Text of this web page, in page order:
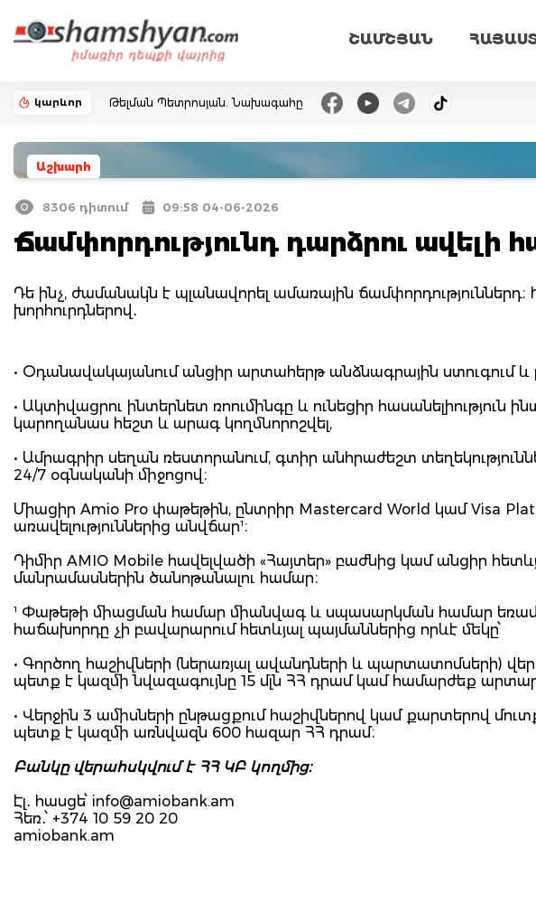
ՇԱՄՇՅԱՆ
կարևոր Թելման Պետրոսյան. Նախագահը
Աշխարհ
8306 դիտում 09:58 04-06-2026
Ճամփորդությունդ դարձրու ավելի
Դե ինչ, ժամանակն է պլանավորել ամառային ճամփորդություններդ։
խորհուրդներով․
• Օդանավակայանում անցիր արտահերթ անձնագրային ստուգում
• Ակտիվացրու ինտերնետ ռոումինգը և ունեցիր հասանելիություն
կարողանաս հեշտ և արագ կողմնորոշվել,
• Ամրագրիր սեղան ռեստորանում, գտիր անհրաժեշտ
24/7 օգնականի միջոցով։
Միացիր Amio Pro փաթեթին, ընտրիր Mastercard World կամ Visa
առավելություններից անվճար¹։
Դիմիր AMIO Mobile հավելվածի «Հայտեր» բաժնից կամ անցիր
մանրամասներին ծանոթանալու համար։
¹ Փաթեթի միացման համար միանվագ և սպասարկման համար
հաճախորդը չի բավարարում հետևյալ պայմաններից որևէ մեկը՝
• Գործող հաշիվների (ներառյալ ավանդների և պարտատոմսերի)
պետք է կազմի նվազագույնը 15 մլն ՀՀ դրամ կամ համարժեք
• Վերջին 3 ամիսների ընթացքում հաշիվներով կամ քարտերով
պետք է կազմի առնվազն 600 հազար ՀՀ դրամ։
Բանկը վերահսկվում է ՀՀ ԿԲ կողմից։
Էլ․ հասցե՝ info@amiobank.am
Հեռ․՝ +374 10 59 20 20
amiobank.am